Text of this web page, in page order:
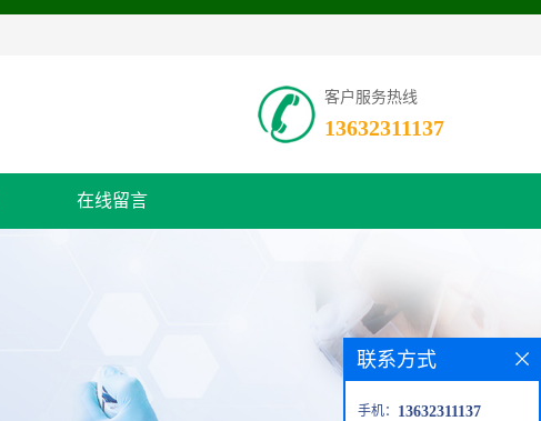
客户服务热线
13632311137
在线留言
联系方式
手机： 13632311137